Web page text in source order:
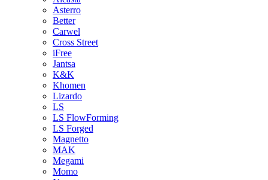
Asterro
Better
Carwel
Cross Street
iFree
Jantsa
K&K
Khomen
Lizardo
LS
LS FlowForming
LS Forged
Magnetto
MAK
Megami
Momo